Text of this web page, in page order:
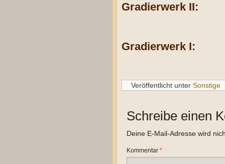
Gradierwerk II:
Gradierwerk I:
Veröffentlicht unter Sonstige
Schreibe einen
Deine E-Mail-Adresse wird
Kommentar *